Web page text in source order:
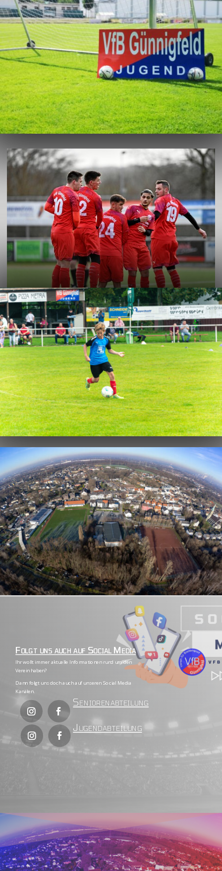
Folgt uns auch auf Social Media
Ihr wollt immer aktuelle Informationen rund um den
Verein haben?
Dann folgt uns doch auch auf unseren Social Media
Kanälen.
Seniorenabteilung
Jugendabteilung